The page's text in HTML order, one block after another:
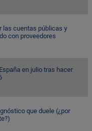
las cuentas públicas y
con proveedores
en julio tras hacer
que duele (¿por